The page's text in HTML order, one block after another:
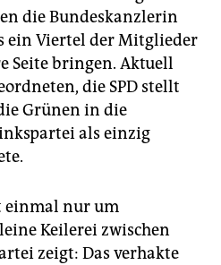
die Bundeskanzlerin
ein Viertel der Mitglieder
Seite bringen. Aktuell
die SPD stellt
Grünen in die
als einzig
einmal nur um
Keilerei zwischen
zeigt: Das verhakte